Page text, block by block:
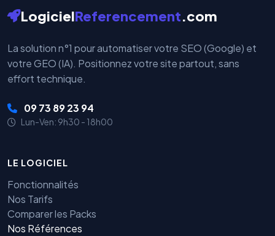
LogicielReferencement.com
La solution n°1 pour automatiser votre SEO (Google) et
votre GEO (IA). Positionnez votre site partout, sans
effort technique.
09 73 89 23 94
Lun-Ven: 9h30 - 18h00
LE LOGICIEL
Fonctionnalités
Nos Tarifs
Comparer les Packs
Nos Références